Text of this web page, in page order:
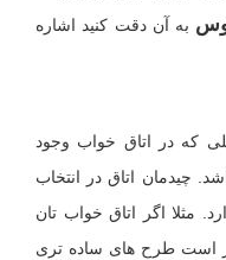
به آن دقت کنید اشاره
که در اتاق خواب وجود
چیدمان اتاق در انتخاب
مثلا اگر اتاق خواب تان
است طرح های ساده تری